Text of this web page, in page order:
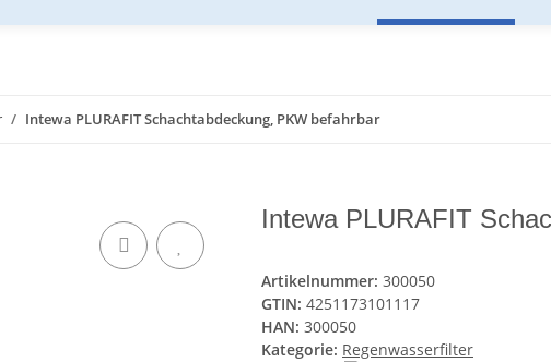
Intewa PLURAFIT Schachtabdeckung, PKW befahrbar
Intewa PLURAFIT
Artikelnummer: 300050
GTIN: 4251173101117
HAN: 300050
Kategorie: Regenwasserfilter